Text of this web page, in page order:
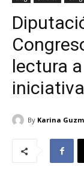
lectura
By Karina